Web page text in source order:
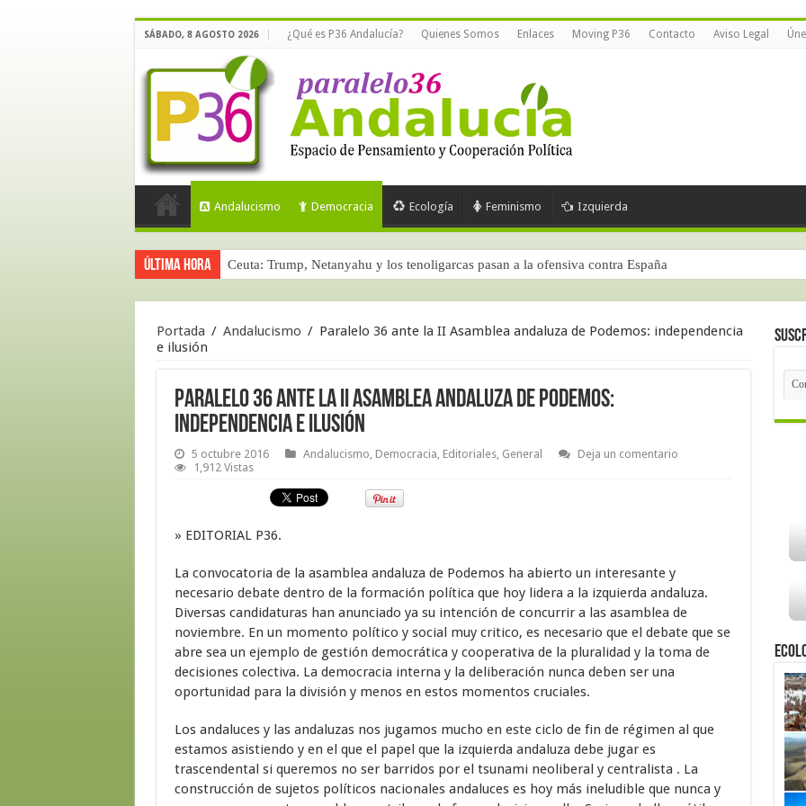
SÁBADO, 8 AGOSTO 2026 ¿Qué es P36 Andalucía? Quienes Somos Enlaces Moving P36 Contacto Aviso Legal
Andalucismo Democracia Ecología Feminismo Izquierda
Última hora Ceuta: Trump, Netanyahu y los tenoligarcas pasan a la ofensiva contra España
Portada / Andalucismo / Paralelo 36 ante la II Asamblea andaluza de Podemos: independencia
e ilusión
Paralelo 36 ante la II Asamblea andaluza de Podemos:
independencia e ilusión
5 octubre 2016 Andalucismo, Democracia, Editoriales, General
Deja un comentario
1,912 Vistas
» EDITORIAL P36.
La convocatoria de la asamblea andaluza de Podemos ha abierto un interesante y
necesario debate dentro de la formación política que hoy lidera a la izquierda andaluza.
Diversas candidaturas han anunciado ya su intención de concurrir a las asamblea de
noviembre. En un momento político y social muy critico, es necesario que el debate que se
abre sea un ejemplo de gestión democrática y cooperativa de la pluralidad y la toma de
decisiones colectiva. La democracia interna y la deliberación nunca deben ser una
oportunidad para la división y menos en estos momentos cruciales.
Los andaluces y las andaluzas nos jugamos mucho en este ciclo de fin de régimen al que
estamos asistiendo y en el que el papel que la izquierda andaluza debe jugar es
trascendental si queremos no ser barridos por el tsunami neoliberal y centralista . La
construcción de sujetos políticos nacionales andaluces es hoy más ineludible que nunca y